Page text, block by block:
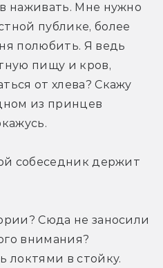
наживать. Мне нужно
публике, более
полюбить. Я ведь
пищу и кров,
от хлева? Скажу
из принцев
собеседник держит
Сюда не заносили
внимания?
локтями в стойку.